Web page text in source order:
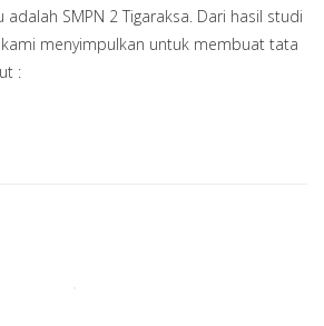
SMPN 2 Tigaraksa. Dari hasil studi
menyimpulkan untuk membuat tata
: